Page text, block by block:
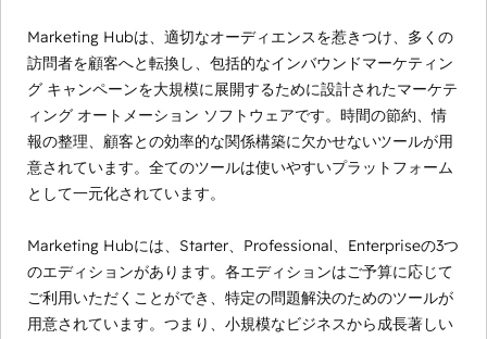
Marketing Hubは、適切なオーディエンスを惹きつけ、多くの
訪問者を顧客へと転換し、包括的なインバウンドマーケティン
グ キャンペーンを大規模に展開するために設計されたマーケテ
ィング オートメーション ソフトウェアです。時間の節約、情
報の整理、顧客との効率的な関係構築に欠かせないツールが用
意されています。全てのツールは使いやすいプラットフォーム
として一元化されています。
Marketing Hubには、Starter、Professional、Enterpriseの3つ
のエディションがあります。各エディションはご予算に応じて
ご利用いただくことができ、特定の問題解決のためのツールが
用意されています。つまり、小規模なビジネスから成長著しい